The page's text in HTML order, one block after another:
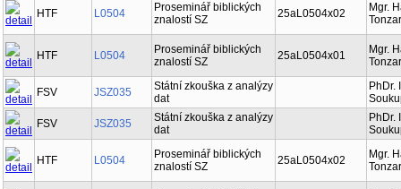
HTF L0504
Proseminář biblických
znalostí SZ
25aL0504x02
Mgr.
HTF L0504
Proseminář biblických
znalostí SZ
25aL0504x01
Mgr.
FSV JSZ035
Státní zkouška z analýzy
dat
PhDr.
FSV
JSZ035
Státní zkouška z analýzy
dat
PhDr.
HTF L0504
Proseminář biblických
znalostí SZ
25aL0504x02
Mgr.